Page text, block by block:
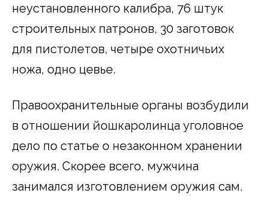
неустановленного калибра, 76 штук
строительных патронов, 30 заготовок
для пистолетов, четыре охотничьих
ножа, одно цевье.
Правоохранительные органы возбудили
в отношении йошкаролинца уголовное
дело по статье о незаконном хранении
оружия. Скорее всего, мужчина
занимался изготовлением оружия сам.